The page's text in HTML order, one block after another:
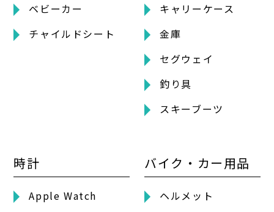
ベビーカー
チャイルドシート
キャリーケース
金庫
セグウェイ
釣り具
スキーブーツ
時計
Apple Watch
バイク・カー用品
ヘルメット